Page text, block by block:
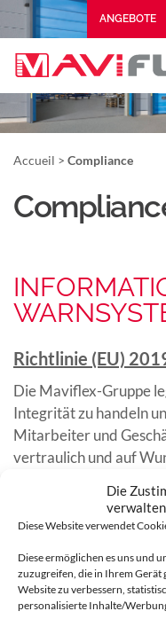
Die
verwalten
Diese Website verwendet
Diese ermöglichen es uns und
zuzugreifen, die in Ihrem Gerät
Website zu verbessern,
personalisierte Inhalte/
ANGEBOTE
Accueil > Compliance
Richtlinie (EU)
Die Maviflex-Gruppe
Integrität zu handeln
Mitarbeiter und
vertraulich und auf
gegen Gesetze oder
Unser Anwalt ist per
stehende Formular
Dr.